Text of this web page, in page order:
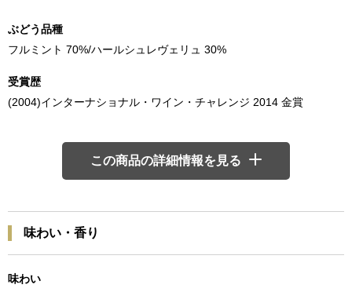
ぶどう品種
フルミント 70%/ハールシュレヴェリュ 30%
受賞歴
(2004)インターナショナル・ワイン・チャレンジ 2014 金賞
この商品の詳細情報を見る
味わい・香り
味わい